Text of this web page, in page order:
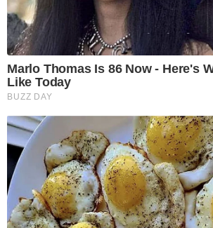
Marlo Thomas Is 86 Now - Here's
Like Today
BUZZ DAY